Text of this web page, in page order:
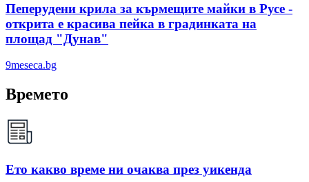
Пеперудени крила за кърмещите майки в Русе -
открита е красива пейка в градинката на
площад "Дунав"
9meseca.bg
Времето
Ето какво време ни очаква през уикенда